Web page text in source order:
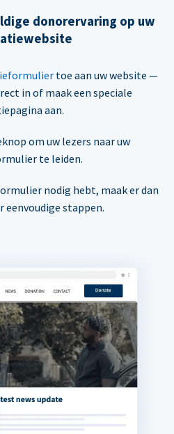
donorervaring op uw
toe aan uw website —
in of maak een speciale
aan.
om uw lezers naar uw
te leiden.
nodig hebt, maak er dan
eenvoudige stappen.